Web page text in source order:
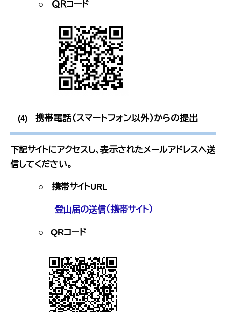
○ ＱＲコード
(4) 携帯電話（スマートフォン以外）からの提出
下記サイトにアクセスし、表示されたメールアドレスへ送
信してください。
○ 携帯サイトURL
登山届の送信（携帯サイト）
○ QRコード